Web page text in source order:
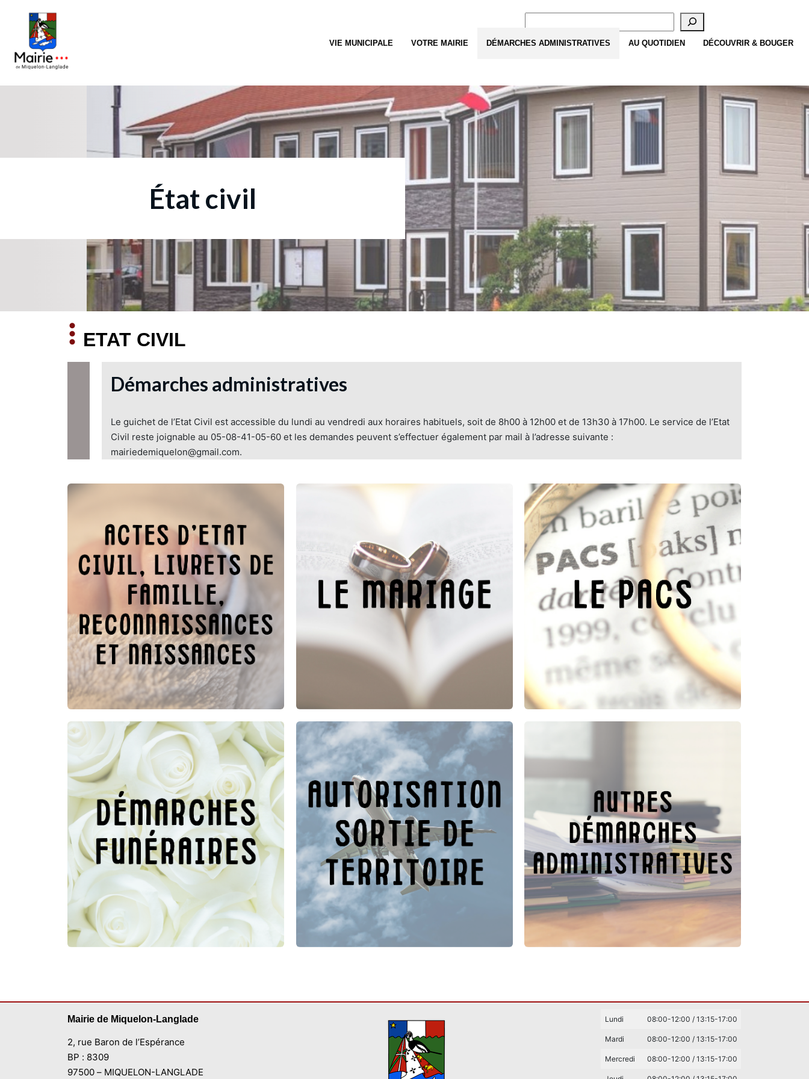
VIE MUNICIPALE VOTRE MAIRIE DÉMARCHES ADMINISTRATIVES AU QUOTIDIEN DÉCOUVRIR & BOUGER
État civil
ETAT CIVIL
Démarches administratives
Le guichet de l’Etat Civil est accessible du lundi au vendredi aux horaires habituels, soit de 8h00 à 12h00 et de 13h30 à 17h00. Le service de l’Etat
Civil reste joignable au 05-08-41-05-60 et les demandes peuvent s’effectuer également par mail à l’adresse suivante :
mairiedemiquelon@gmail.com.
Mairie de Miquelon-Langlade
2, rue Baron de l’Espérance
BP : 8309
97500 – MIQUELON-LANGLADE
Lundi 08:00-12:00 / 13:15-17:00
Mardi 08:00-12:00 / 13:15-17:00
Mercredi 08:00-12:00 / 13:15-17:00